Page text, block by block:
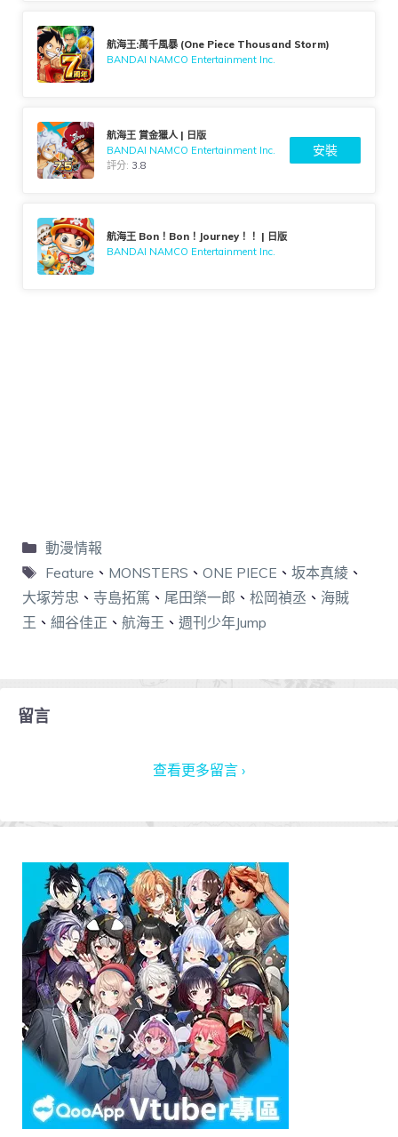
航海王:萬千風暴 (One Piece Thousand Storm)
BANDAI NAMCO Entertainment Inc.
航海王 賞金獵人 | 日版
BANDAI NAMCO Entertainment Inc.
評分: 3.8
安裝
航海王 Bon！Bon！Journey！！ | 日版
BANDAI NAMCO Entertainment Inc.
動漫情報
Feature 、 MONSTERS 、 ONE PIECE 、 坂本真綾、
大塚芳忠 、 寺島拓篤 、 尾田榮一郎 、 松岡禎丞 、 海賊
王 、 細谷佳正 、 航海王 、 週刊少年Jump
留言
查看更多留言 ›